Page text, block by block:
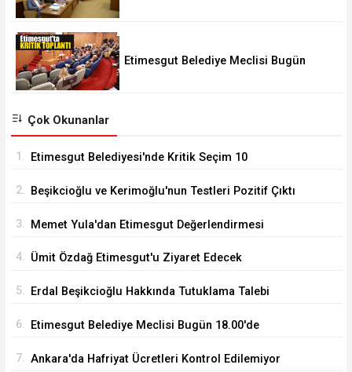
Etimesgut Belediye Meclisi Bugün
Çok Okunanlar
1. Etimesgut Belediyesi'nde Kritik Seçim 10
2. Beşikcioğlu ve Kerimoğlu'nun Testleri Pozitif Çıktı
3. Memet Yula'dan Etimesgut Değerlendirmesi
4. Ümit Özdağ Etimesgut'u Ziyaret Edecek
5. Erdal Beşikcioğlu Hakkında Tutuklama Talebi
6. Etimesgut Belediye Meclisi Bugün 18.00'de
7. Ankara'da Hafriyat Ücretleri Kontrol Edilemiyor